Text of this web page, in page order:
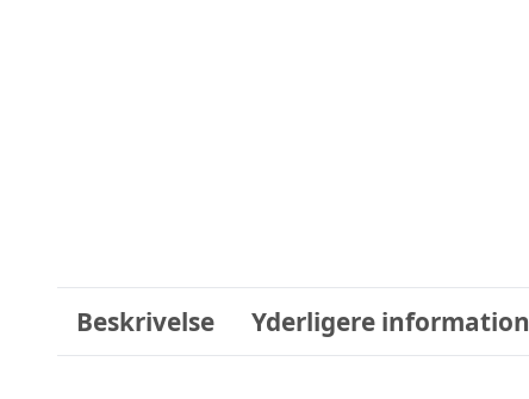
Beskrivelse Yderligere information